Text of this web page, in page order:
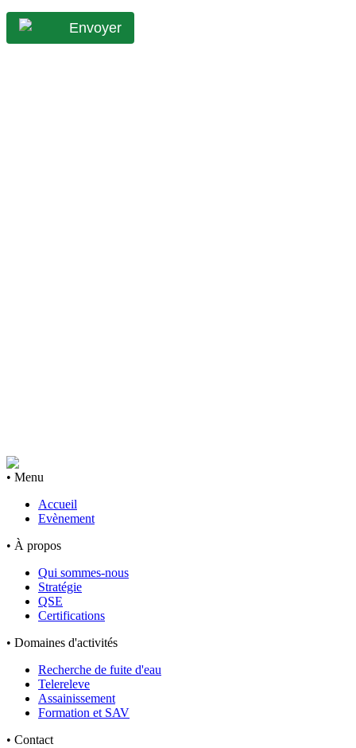
Envoyer
• Menu
Accueil
Evènement
• À propos
Qui sommes-nous
Stratégie
QSE
Certifications
• Domaines d'activités
Recherche de fuite d'eau
Telereleve
Assainissement
Formation et SAV
• Contact